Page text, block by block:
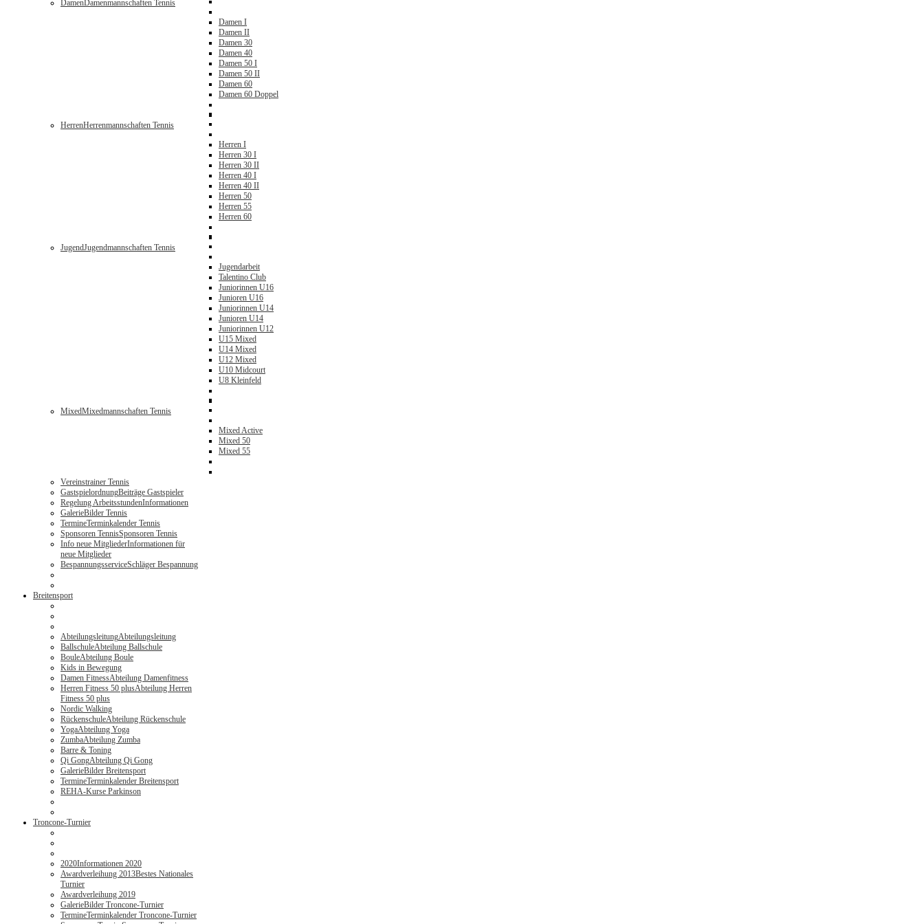
DamenDamenmannschaften Tennis
Damen I
Damen II
Damen 30
Damen 40
Damen 50 I
Damen 50 II
Damen 60
Damen 60 Doppel
HerrenHerrenmannschaften Tennis
Herren I
Herren 30 I
Herren 30 II
Herren 40 I
Herren 40 II
Herren 50
Herren 55
Herren 60
JugendJugendmannschaften Tennis
Jugendarbeit
Talentino Club
Juniorinnen U16
Junioren U16
Juniorinnen U14
Junioren U14
Juniorinnen U12
U15 Mixed
U14 Mixed
U12 Mixed
U10 Midcourt
U8 Kleinfeld
MixedMixedmannschaften Tennis
Mixed Active
Mixed 50
Mixed 55
Vereinstrainer Tennis
GastspielordnungBeiträge Gastspieler
Regelung ArbeitsstundenInformationen
GalerieBilder Tennis
TermineTerminkalender Tennis
Sponsoren TennisSponsoren Tennis
Info neue MitgliederInformationen für
neue Mitglieder
BespannungsserviceSchläger Bespannung
Breitensport
AbteilungsleitungAbteilungsleitung
BallschuleAbteilung Ballschule
BouleAbteilung Boule
Kids in Bewegung
Damen FitnessAbteilung Damenfitness
Herren Fitness 50 plusAbteilung Herren
Fitness 50 plus
Nordic Walking
RückenschuleAbteilung Rückenschule
YogaAbteilung Yoga
ZumbaAbteilung Zumba
Barre & Toning
Qi GongAbteilung Qi Gong
GalerieBilder Breitensport
TermineTerminkalender Breitensport
REHA-Kurse Parkinson
Troncone-Turnier
2020Informationen 2020
Awardverleihung 2013Bestes Nationales
Turnier
Awardverleihung 2019
GalerieBilder Troncone-Turnier
TermineTerminkalender Troncone-Turnier